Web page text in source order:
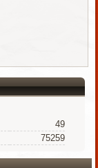
49
75259